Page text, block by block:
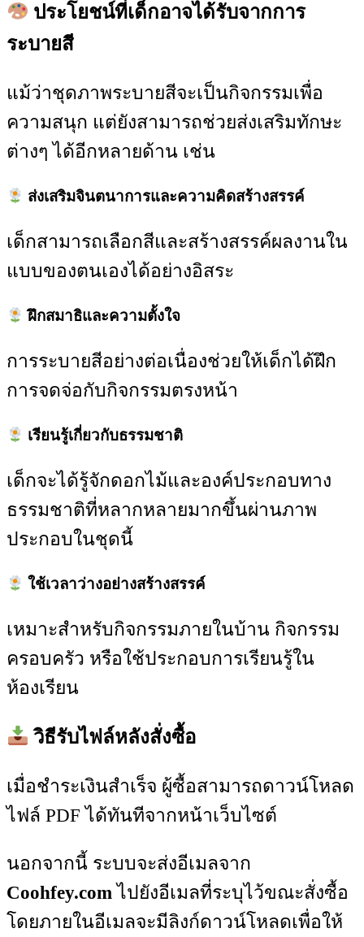
ประโยชน์ที่เด็กอาจได้รับจากการ
ระบายสี
แม้ว่าชุดภาพระบายสีจะเป็นกิจกรรมเพื่อ
ความสนุก แต่ยังสามารถช่วยส่งเสริมทักษะ
ต่างๆ ได้อีกหลายด้าน เช่น
ส่งเสริมจินตนาการและความคิดสร้างสรรค์
เด็กสามารถเลือกสีและสร้างสรรค์ผลงานใน
แบบของตนเองได้อย่างอิสระ
ฝึกสมาธิและความตั้งใจ
การระบายสีอย่างต่อเนื่องช่วยให้เด็กได้ฝึก
การจดจ่อกับกิจกรรมตรงหน้า
เรียนรู้เกี่ยวกับธรรมชาติ
เด็กจะได้รู้จักดอกไม้และองค์ประกอบทาง
ธรรมชาติที่หลากหลายมากขึ้นผ่านภาพ
ประกอบในชุดนี้
ใช้เวลาว่างอย่างสร้างสรรค์
เหมาะสำหรับกิจกรรมภายในบ้าน กิจกรรม
ครอบครัว หรือใช้ประกอบการเรียนรู้ใน
ห้องเรียน
วิธีรับไฟล์หลังสั่งซื้อ
เมื่อชำระเงินสำเร็จ ผู้ซื้อสามารถดาวน์โหลด
ไฟล์ PDF ได้ทันทีจากหน้าเว็บไซต์
นอกจากนี้ ระบบจะส่งอีเมลจาก
Coohfey.com ไปยังอีเมลที่ระบุไว้ขณะสั่งซื้อ
โดยภายในอีเมลจะมีลิงก์ดาวน์โหลดเพื่อให้